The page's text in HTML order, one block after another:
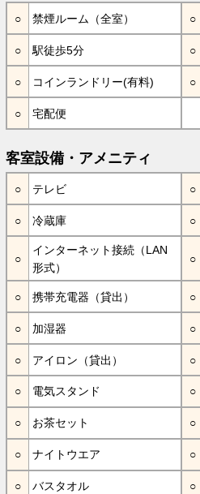
禁煙ルーム（全室）
駅徒歩5分
コインランドリー(有料)
宅配便
客室設備・アメニティ
テレビ
冷蔵庫
インターネット接続（LAN
形式）
携帯充電器（貸出）
加湿器
アイロン（貸出）
電気スタンド
お茶セット
ナイトウエア
バスタオル